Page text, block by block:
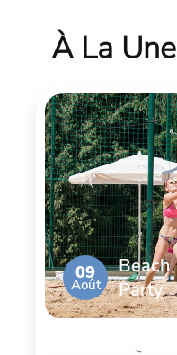
À La Une
09
Août
Beach
Party